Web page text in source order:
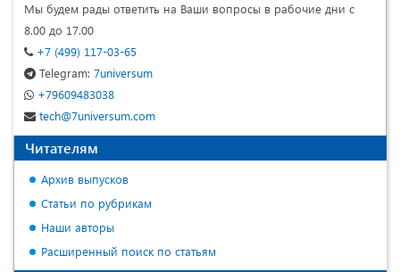
Мы будем рады ответить на Ваши вопросы в рабочие дни с
8.00 до 17.00
+7 (499) 117-03-65
Telegram: 7universum
+79609483038
tech@7universum.com
Читателям
Архив выпусков
Статьи по рубрикам
Наши авторы
Расширенный поиск по статьям